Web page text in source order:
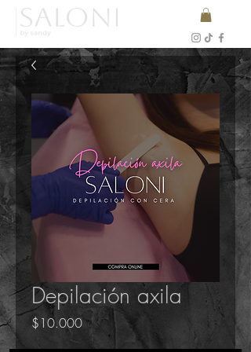
Depilación axila
$10.000Precio